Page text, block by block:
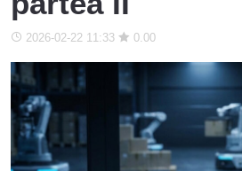
2026-02-22 11:33 0.00